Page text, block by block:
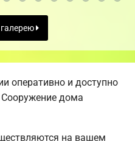
оперативно и доступно
дома
на вашем